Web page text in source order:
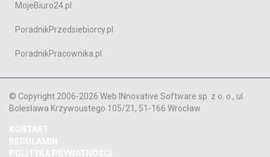
MojeBiuro24.pl
PoradnikPrzedsiebiorcy.pl
PoradnikPracownika.pl
© Copyright 2006-2026 Web INnovative Software sp. z o. o., ul.
Bolesława Krzywoustego 105/21, 51-166 Wrocław
KONTAKT
REGULAMIN
POLITYKA PRYWATNOŚCI